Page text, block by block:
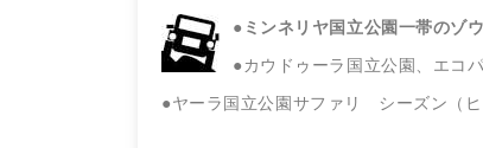
● ミンネリヤ国立公園一帯のゾ
●カウドゥーラ国立公園、エコ
●ヤーラ国立公園サファリ シーズン（ヒ